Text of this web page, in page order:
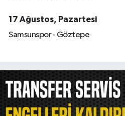
17 Ağustos, Pazartesi
Samsunspor - Göztepe